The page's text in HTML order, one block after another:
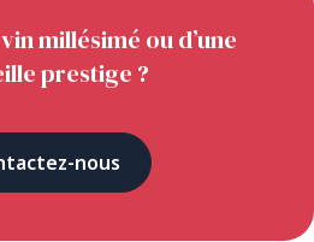
millésimé ou d’une
prestige ?
nous